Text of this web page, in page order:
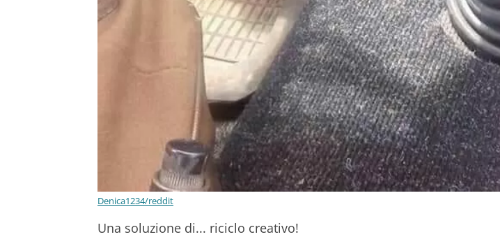
Denica1234/reddit
Una soluzione di... riciclo creativo!